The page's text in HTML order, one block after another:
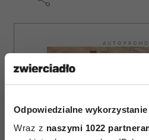
Odpowiedzialne
Wraz z naszymi 1022